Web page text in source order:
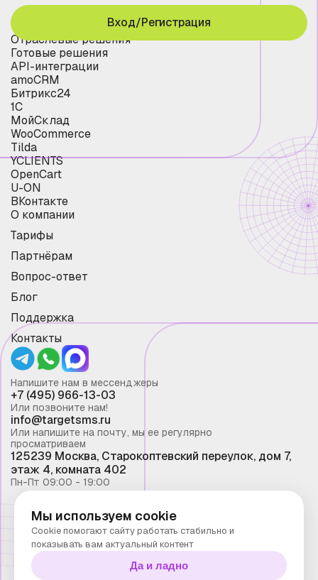
Отраслевые решения
Готовые решения
API-интеграции
amoCRM
Битрикс24
1С
МойСклад
WooCommerce
Tilda
YCLIENTS
OpenCart
U-ON
ВКонтакте
О компании
Тарифы
Партнёрам
Вопрос-ответ
Блог
Поддержка
Контакты
Вход/Регистрация
Напишите нам в мессенджеры
+7 (495) 966-13-03
Или позвоните нам!
info@targetsms.ru
Или напишите на почту, мы ее регулярно
просматриваем
125239 Москва, Старокоптевский переулок, дом 7,
этаж 4, комната 402
Пн-Пт 09:00 - 19:00
Смс рассылка 2026 ©
Запрещено копирование материалов сайта без
письменного разрешения ООО "Таргет Телеком"
Политика конфиденциальности
Мы используем cookie
Cookie помогают сайту работать стабильно и
показывать вам актуальный контент
Да и ладно